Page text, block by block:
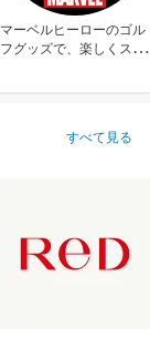
マーベルヒーローのゴル
フグッズで、楽しくスコ
すべて見る